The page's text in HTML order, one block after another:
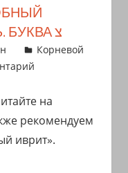
(КОРНЕВОЙ) СЛОВАРЬ. БУКВА צ
Корневой
на
рекомендуем
иврит».